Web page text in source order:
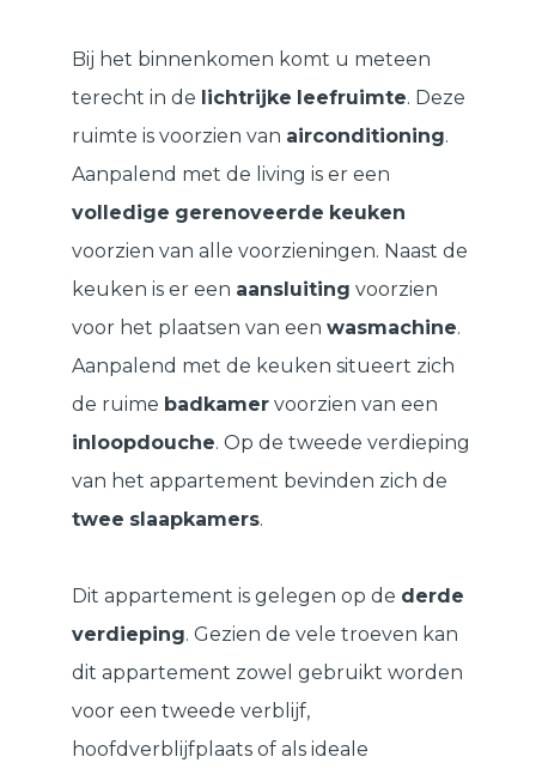
Bij het binnenkomen komt u meteen
terecht in de lichtrijke leefruimte. Deze
ruimte is voorzien van airconditioning.
Aanpalend met de living is er een
volledige gerenoveerde keuken
voorzien van alle voorzieningen. Naast de
keuken is er een aansluiting voorzien
voor het plaatsen van een wasmachine.
Aanpalend met de keuken situeert zich
de ruime badkamer voorzien van een
inloopdouche. Op de tweede verdieping
van het appartement bevinden zich de
twee slaapkamers.
Dit appartement is gelegen op de derde
verdieping. Gezien de vele troeven kan
dit appartement zowel gebruikt worden
voor een tweede verblijf,
hoofdverblijfplaats of als ideale